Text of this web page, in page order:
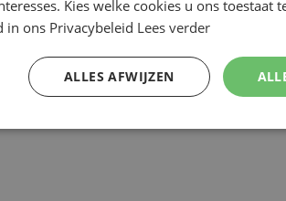
Kies welke cookies u ons toestaat
in ons Privacybeleid Lees verder
ALLES AFWIJZEN